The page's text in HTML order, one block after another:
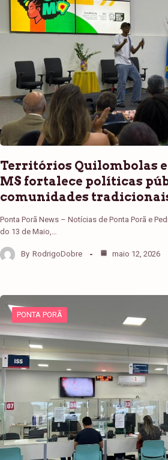
Territórios Quilombolas
MS fortalece políticas
comunidades
Ponta Porã News – Notícias de Ponta Porã e
do 13 de Maio,…
By RodrigoDobre maio 12, 2026
PONTA PORÃ